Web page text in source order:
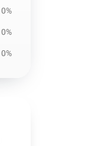
0%
0%
0%